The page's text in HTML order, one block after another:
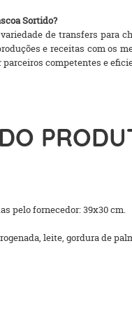
Sortido?
de transfers para
e receitas com os
competentes e
pelo fornecedor: 39x30 cm.
leite, gordura de